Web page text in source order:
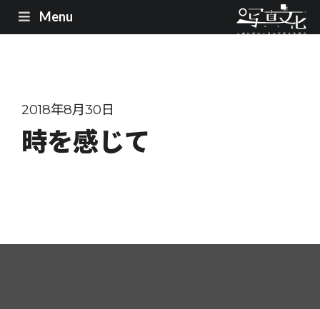
Menu
2018年8月30日
時を感じて